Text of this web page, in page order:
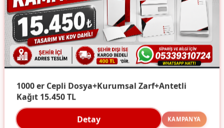
1000 er Cepli Dosya+Kurumsal Zarf+Antetli
Kağıt 15.450 TL
Detay KAMPANYA